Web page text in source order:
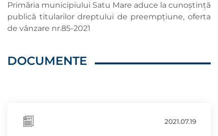
Primăria municipiului Satu Mare aduce la cunoștință
publică titularilor dreptului de preempțiune, oferta
de vânzare nr.85-2021
DOCUMENTE
2021.07.19